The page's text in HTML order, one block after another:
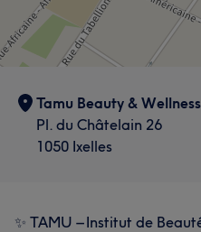
Tamu Beauty & Wellness
Pl. du Châtelain 26
1050 Ixelles
✨ TAMU – Institut de